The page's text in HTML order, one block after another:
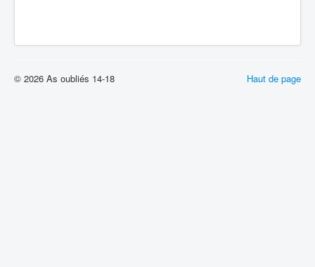
Haut de page
© 2026 As oubliés 14-18